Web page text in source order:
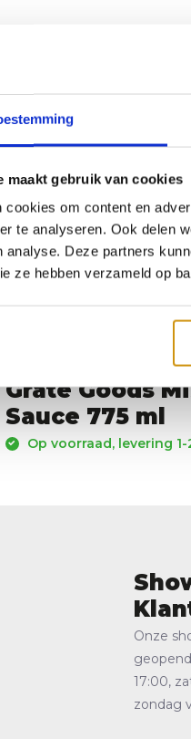
maakt gebruik van cookies
cookies om content en
te analyseren. Ook delen
analyse. Deze partners
ze hebben verzameld op
product..
Grate Goods
Sauce 775 ml
Op voorraad, levering
Onze
17:00,
zondag